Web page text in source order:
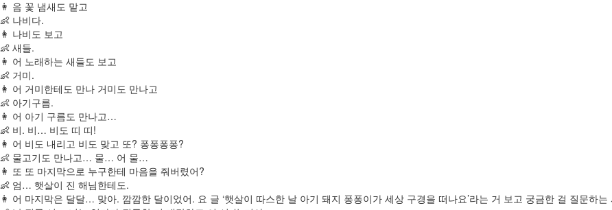
👩 음 꽃 냄새도 맡고
👶 나비다.
👩 나비도 보고
👶 새들.
👩 어 노래하는 새들도 보고
👶 거미.
👩 어 거미한테도 만나 거미도 만나고
👶 아기구름.
👩 어 아기 구름도 만나고…
👶 비. 비… 비도 띠 띠!
👩 어 비도 내리고 비도 맞고 또? 퐁퐁퐁퐁?
👶 물고기도 만나고… 물… 어 물…
👩 또 또 마지막으로 누구한테 마음을 줘버렸어?
👶 엄… 햇살이 진 해님한테도.
👩 어 마지막은 달달… 맞아. 깜깜한 달이었어. 요 글 ‘햇살이 따스한 날 아기 돼지 퐁퐁이가 세상 구경을 떠나요’라는 거 보고 궁금한 걸 질문하는